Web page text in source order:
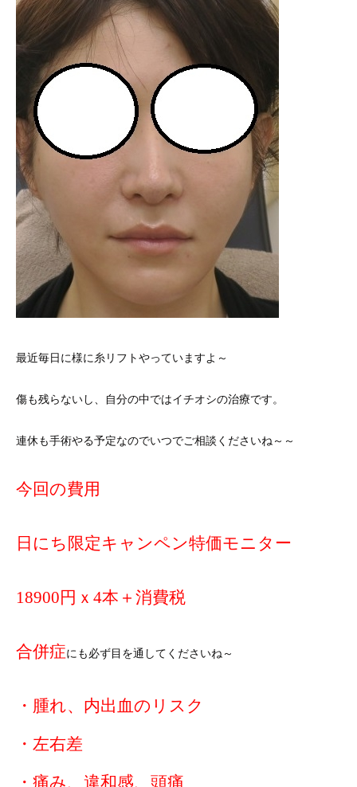
最近毎日に様に糸リフトやっていますよ～
傷も残らないし、自分の中ではイチオシの治療です。
連休も手術やる予定なのでいつでご相談くださいね～～
今回の費用
日にち限定キャンペン特価モニター
18900円ｘ4本＋消費税
合併症にも必ず目を通してくださいね～
・腫れ、内出血のリスク
・左右差
・痛み、違和感、頭痛